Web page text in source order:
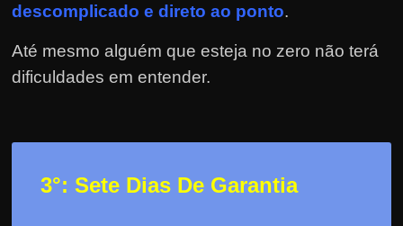
s
c
o
?
descomplicado e direto ao ponto.
Até mesmo alguém que esteja no zero não terá
dificuldades em entender.
3°: Sete Dias De Garantia